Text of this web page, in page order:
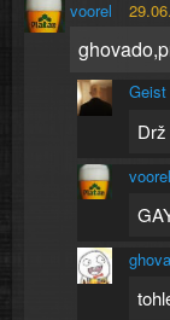
voorel
Geist
voorel